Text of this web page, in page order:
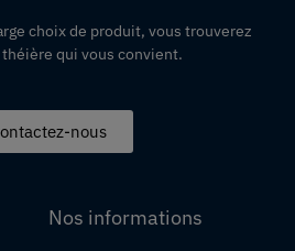
choix de produit, vous trouverez
qui vous convient.
nous
Nos informations